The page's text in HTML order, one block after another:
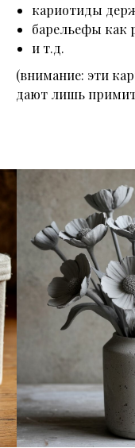
кариотиды
барельефы как
и т.д.
(внимание: эти
дают лишь